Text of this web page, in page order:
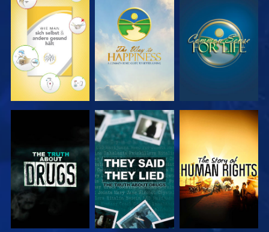
ANSEHEN ANSEHEN ANSEHEN
ANSEHEN ANSEHEN